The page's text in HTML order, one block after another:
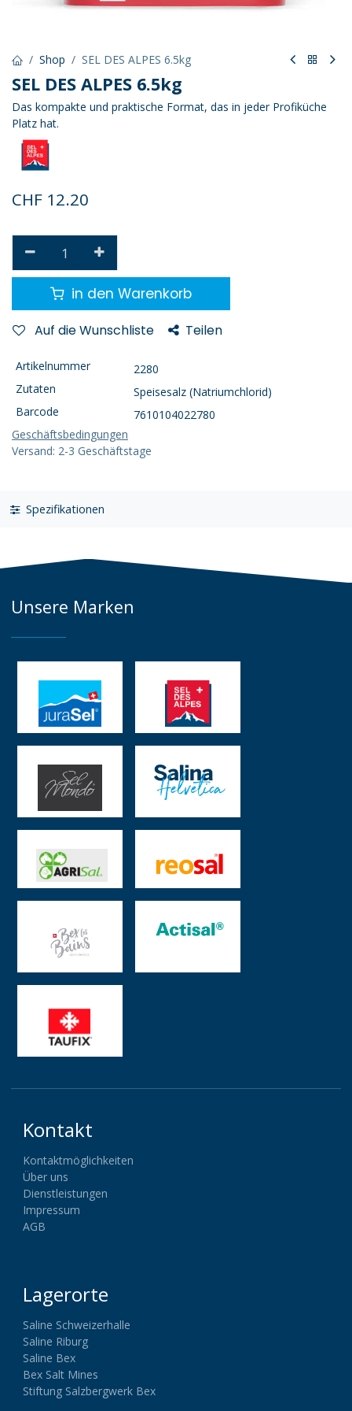
Shop SEL DES ALPES 6.5kg
SEL DES ALPES 6.5kg
Das kompakte und praktische Format, das in jeder Profiküche
Platz hat.
CHF 12.20
in den Warenkorb
Auf die Wunschliste Teilen
Artikelnummer
2280
Zutaten
Speisesalz (Natriumchlorid)
Barcode
7610104022780
Geschäftsbedingungen
Versand: 2-3 Geschäftstage
Spezifikationen
Unsere Marken
Kontakt
Kontaktmöglichkeiten
Über uns
Dienstleistungen
Impressum
AGB
Lagerorte
Saline Schweizerhalle
Saline Riburg
Saline Bex
Bex Salt Mines
Stiftung Salzbergwerk Bex